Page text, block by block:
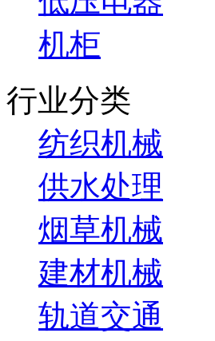
机柜
行业分类
纺织机械
供水处理
烟草机械
建材机械
轨道交通